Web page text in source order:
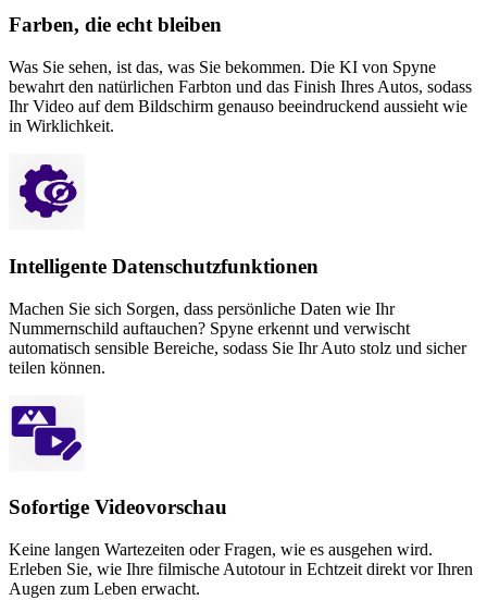
Farben, die echt bleiben
Was Sie sehen, ist das, was Sie bekommen. Die KI von Spyne
bewahrt den natürlichen Farbton und das Finish Ihres Autos, sodass
Ihr Video auf dem Bildschirm genauso beeindruckend aussieht wie
in Wirklichkeit.
Intelligente Datenschutzfunktionen
Machen Sie sich Sorgen, dass persönliche Daten wie Ihr
Nummernschild auftauchen? Spyne erkennt und verwischt
automatisch sensible Bereiche, sodass Sie Ihr Auto stolz und sicher
teilen können.
Sofortige Videovorschau
Keine langen Wartezeiten oder Fragen, wie es ausgehen wird.
Erleben Sie, wie Ihre filmische Autotour in Echtzeit direkt vor Ihren
Augen zum Leben erwacht.